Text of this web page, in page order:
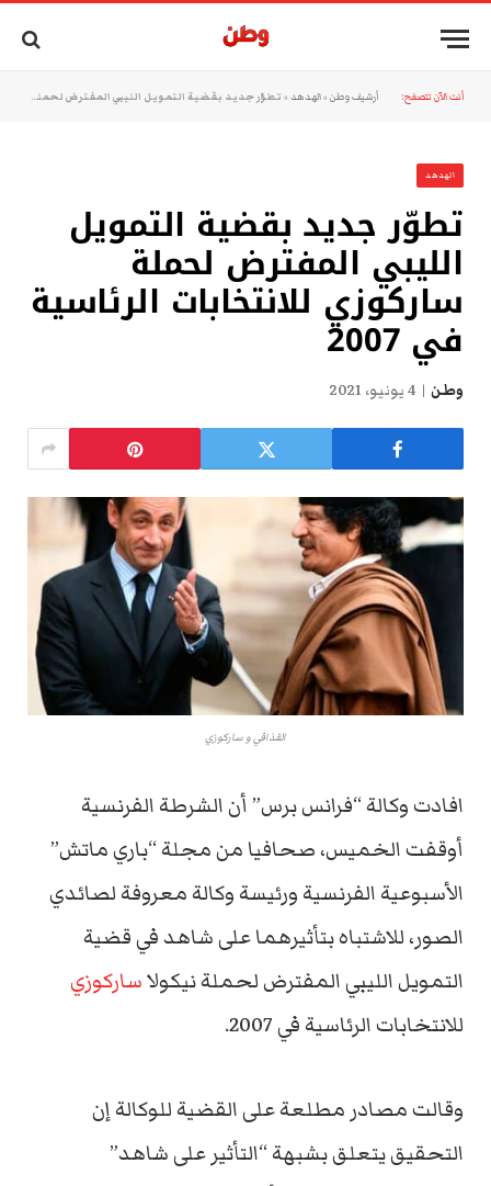
أنت الآن تتصفح: أرشيف وطن »الهدهد » تطوّر جديد بقضية التمويل الليبي المفترض لحملة ساركوزي للانتخابات الرئاسية في 2007
الهدهد
تطوّر جديد بقضية التمويل
الليبي المفترض لحملة
ساركوزي للانتخابات الرئاسية
في 2007
وطن 4 يونيو، 2021
القذافي و ساركوزي
افادت وكالة “فرانس برس” أن الشرطة الفرنسية
أوقفت الخميس، صحافيا من مجلة “باري ماتش”
الأسبوعية الفرنسية ورئيسة وكالة معروفة لصائدي
الصور، للاشتباه بتأثيرهما على شاهد في قضية
التمويل الليبي المفترض لحملة نيكولاساركوزي
للانتخابات الرئاسية في 2007.
وقالت مصادر مطلعة على القضية للوكالة إن
التحقيق يتعلق بشبهة “التأثير على شاهد”